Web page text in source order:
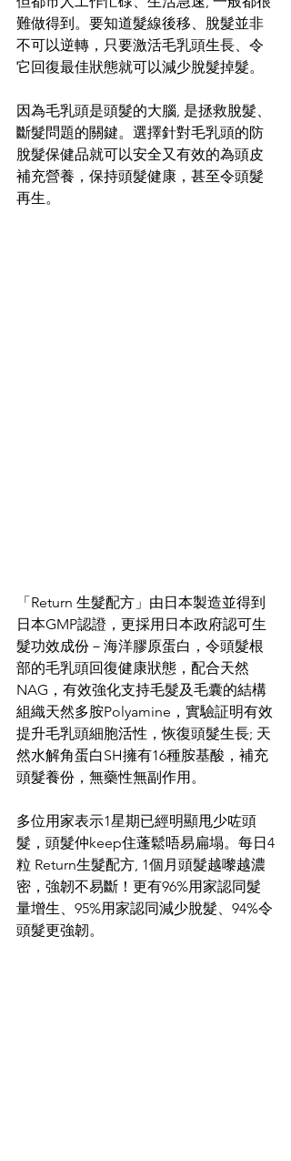
難做得到。要知道髮線後移、脫髮並非
不可以逆轉，只要激活毛乳頭生長、令
它回復最佳狀態就可以減少脫髮掉髮。
因為毛乳頭是頭髮的大腦, 是拯救脫髮、
斷髮問題的關鍵。選擇針對毛乳頭的防
脫髮保健品就可以安全又有效的為頭皮
補充營養，保持頭髮健康，甚至令頭髮
再生。
「Return 生髮配方」由日本製造並得到
日本GMP認證，更採用日本政府認可生
髮功效成份－海洋膠原蛋白，令頭髮根
部的毛乳頭回復健康狀態，配合天然
NAG，有效強化支持毛髮及毛囊的結構
組織天然多胺Polyamine，實驗証明有效
提升毛乳頭細胞活性，恢復頭髮生長; 天
然水解角蛋白SH擁有16種胺基酸，補充
頭髮養份，無藥性無副作用。
多位用家表示1星期已經明顯甩少咗頭
髮，頭髮仲keep住蓬鬆唔易扁塌。每日4
粒 Return生髮配方, 1個月頭髮越嚟越濃
密，強韌不易斷！更有96%用家認同髮
量增生、95%用家認同減少脫髮、94%令
頭髮更強韌。